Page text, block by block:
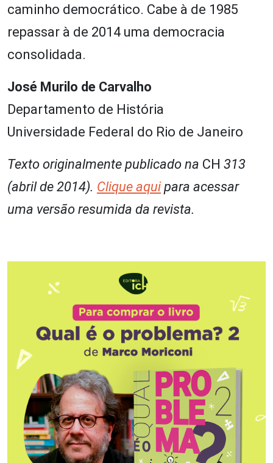
caminho democrático. Cabe à de 1985
repassar à de 2014 uma democracia
consolidada.
José Murilo de Carvalho
Departamento de História
Universidade Federal do Rio de Janeiro
Texto originalmente publicado na CH 313
(abril de 2014). Clique aqui para acessar
uma versão resumida da revista.